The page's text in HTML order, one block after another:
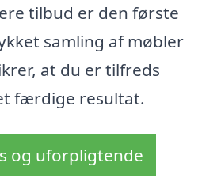
tilbud er den første
samling af møbler
at du er tilfreds
færdige resultat.
og uforpligtende